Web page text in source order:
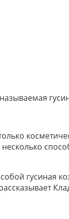
несколько
гусиная